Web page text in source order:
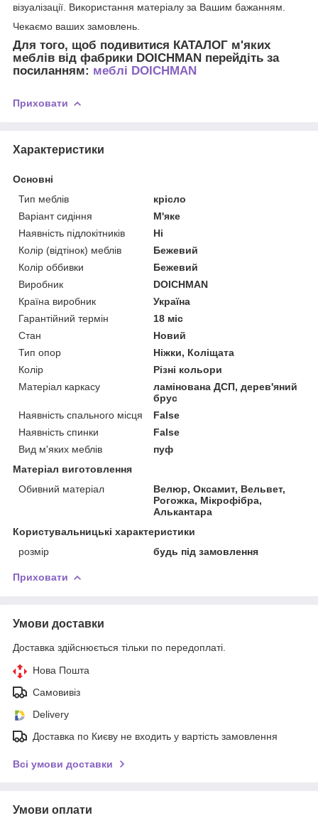
візуалізації. Використання матеріалу за Вашим бажанням.
Чекаємо ваших замовлень.
Для того, щоб подивитися КАТАЛОГ м'яких
меблів від фабрики DOICHMAN перейдіть за
посиланням: меблі DOICHMAN
Приховати
Характеристики
Основні
Тип меблів
крісло
Варіант сидіння
М'яке
Наявність підлокітників
Ні
Колір (відтінок) меблів
Бежевий
Колір оббивки
Бежевий
Виробник
DOICHMAN
Країна виробник
Україна
Гарантійний термін
18 міс
Стан
Новий
Тип опор
Ніжки, Коліщата
Колір
Різні кольори
Матеріал каркасу
ламінована ДСП, дерев'яний
брус
Наявність спального місця
False
Наявність спинки
False
Вид м'яких меблів
пуф
Матеріал виготовлення
Обивний матеріал
Велюр, Оксамит, Вельвет,
Рогожка, Мікрофібра,
Алькантара
Користувальницькі характеристики
розмір
будь під замовлення
Приховати
Умови доставки
Доставка здійснюється тільки по передоплаті.
Нова Пошта
Самовивіз
Delivery
Доставка по Києву не входить у вартість замовлення
Всі умови доставки
Умови оплати